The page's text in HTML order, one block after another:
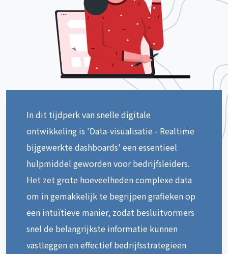
In dit tijdperk van snelle digitale
ontwikkeling is 'Data-visualisatie - Realtime
bijgewerkte dashboards' een essentieel
hulpmiddel geworden voor bedrijfsleiders.
Het zet grote hoeveelheden complexe data
om in gemakkelijk te begrijpen grafieken op
een intuïtieve manier, zodat besluitvormers
snel de belangrijkste informatie kunnen
vastleggen en effectief bedrijfsstrategieën